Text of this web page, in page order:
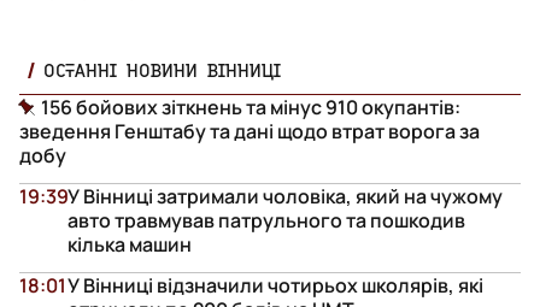
ОСТАННІ НОВИНИ ВІННИЦІ
156 бойових зіткнень та мінус 910 окупантів:
зведення Генштабу та дані щодо втрат ворога за
добу
У Вінниці затримали чоловіка, який на чужому
авто травмував патрульного та пошкодив
кілька машин
19:39
У Вінниці відзначили чотирьох школярів, які
18:01